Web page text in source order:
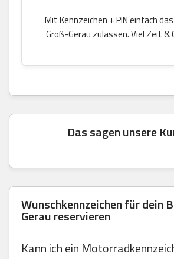
Mit Kennzeichen + PIN einfach
Groß-Gerau zulassen. Viel Zeit &
Das sagen unsere
Wunschkennzeichen für dein
Gerau reservieren
Kann ich ein